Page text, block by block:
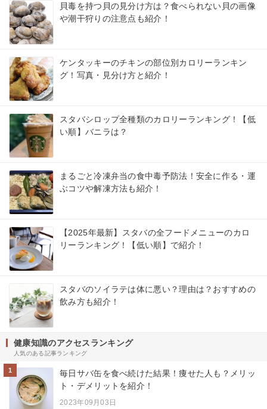
貝毒を持つ貝の見分け方は？食べられない貝の画像
や潮干狩りの注意点も紹介！
ケンタッキーのチキンの部位別カロリーランキン
グ！写真・見分け方と紹介！
スタバシロップ全種類のカロリーランキング！【低
い順】バニラは？
まるごと冷凍弁当の食中毒予防法！安全に作る・運
ぶコツや解凍方法も紹介！
【2025年最新】スタバの全フードメニューのカロ
リーランキング！【低い順】で紹介！
スタバのソイラテは体に悪い？理由は？おすすめの
飲み方も紹介！
健康知識のアクセスランキング
人気のある記事ランキング
1
毎日サバ缶を食べ続けた結果！痩せた人も？メリッ
ト・デメリットを紹介！
2023年09月03日